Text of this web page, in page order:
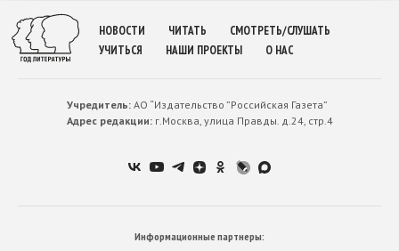
НОВОСТИ ЧИТАТЬ
СМОТРЕТЬ/СЛУШАТЬ
УЧИТЬСЯ
НАШИ ПРОЕКТЫ О НАС
Учредитель:АО “Издательство ”Российская Газета”
Адрес редакции:г.Москва, улица Правды. д.24, стр.4
Информационные партнеры: